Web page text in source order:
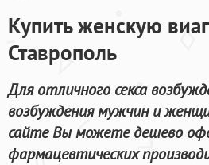
Купить женскую
Ставрополь
Для отличного секса
возбуждения мужчин и
сайте Вы можете дешево
фармацевтических